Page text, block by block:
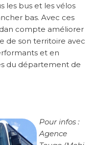
les bus et les vélos
bas. Avec ces
compte améliorer
de son territoire avec
et en
du département de
Pour infos :
Agence